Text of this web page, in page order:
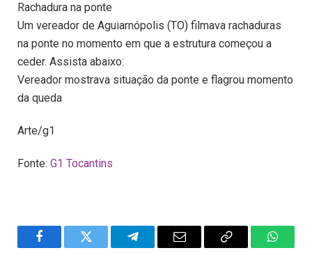
Rachadura na ponte
Um vereador de Aguiarnópolis (TO) filmava rachaduras
na ponte no momento em que a estrutura começou a
ceder. Assista abaixo:
Vereador mostrava situação da ponte e flagrou momento
da queda
Arte/g1
Fonte: G1 Tocantins
FacebookTwitter TelegramEmail
Copy